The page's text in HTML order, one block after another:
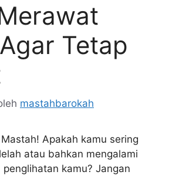
Tetap
mastahbarokah
Apakah kamu sering
atau bahkan mengalami
kamu? Jangan